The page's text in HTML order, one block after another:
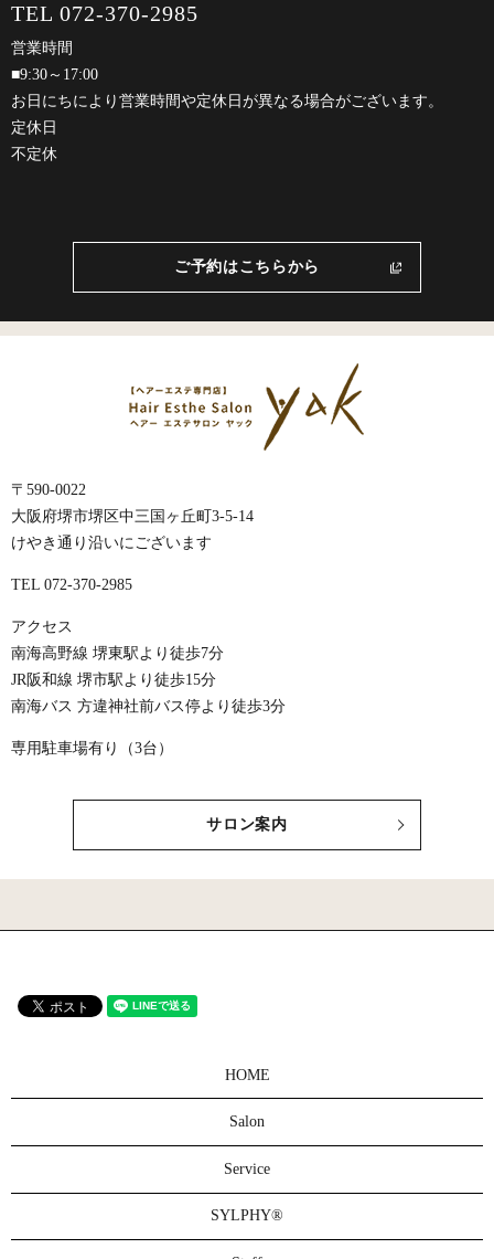
TEL 072-370-2985
営業時間
■9:30～17:00
お日にちにより営業時間や定休日が異なる場合がございます。
定休日
不定休
ご予約はこちらから
〒590-0022
大阪府堺市堺区中三国ヶ丘町3-5-14
けやき通り沿いにございます
TEL 072-370-2985
アクセス
南海高野線 堺東駅より徒歩7分
JR阪和線 堺市駅より徒歩15分
南海バス 方違神社前バス停より徒歩3分
専用駐車場有り（3台）
サロン案内
HOME
Salon
Service
SYLPHY®